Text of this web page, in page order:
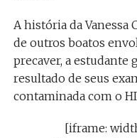
A história da
de outros boatos
precaver, a
resultado de seus
contaminada com o
[iframe: